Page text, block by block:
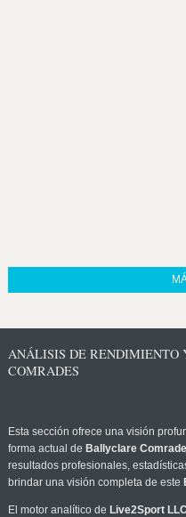
ANÁLISIS DE RENDIMIENTO
COMRADES
Esta sección ofrece una visión
forma actual de Ballyclare
resultados profesionales,
brindar una visión completa de este
El motor analítico de Live2Sport LLC